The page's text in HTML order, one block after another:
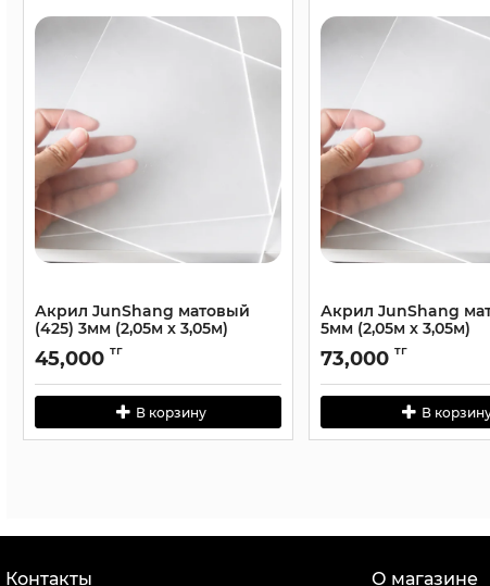
Акрил JunShang матовый
(425) 3мм (2,05м х 3,05м)
45,000 тг
В корзину
Акрил JunShang
5мм (2,05м х 3,05м)
73,000 тг
В
Контакты О магазине